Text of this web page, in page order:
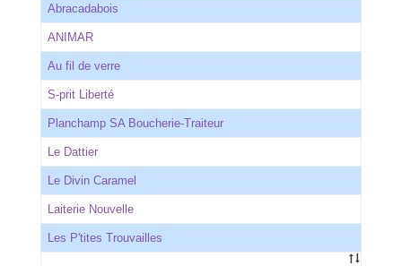
Abracadabois
ANIMAR
Au fil de verre
S-prit Liberté
Planchamp SA Boucherie-Traiteur
Le Dattier
Le Divin Caramel
Laiterie Nouvelle
Les P'tites Trouvailles